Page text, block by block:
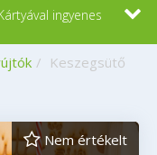
ingyenes
Keszegsütő
Nem értékelt